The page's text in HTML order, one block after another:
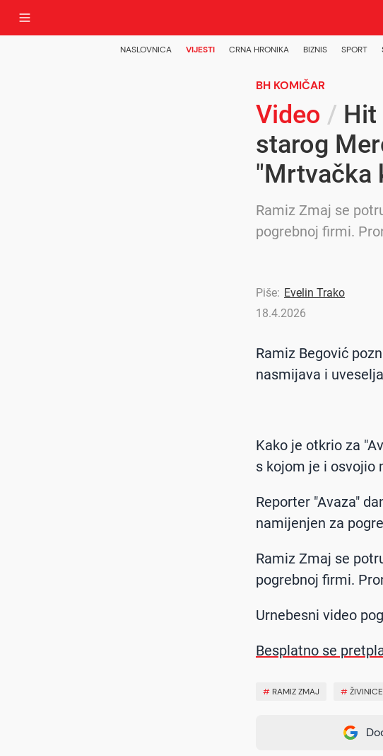
NASLOVNICA VIJESTI CRNA HRONIKA BIZNIS SPORT
BH KOMIČAR
Video / Hit
starog
"Mrtvačka
Ramiz Zmaj se
pogrebnoj firmi.
Piše: Evelin Trako
18.4.2026
Ramiz Begović
nasmijava i
Kako je otkrio za
s kojom je i osvojio
Reporter "Avaza"
namijenjen za
Ramiz Zmaj se
pogrebnoj firmi.
Urnebesni video
Besplatno se
# RAMIZ ZMAJ #ŽIVINICE